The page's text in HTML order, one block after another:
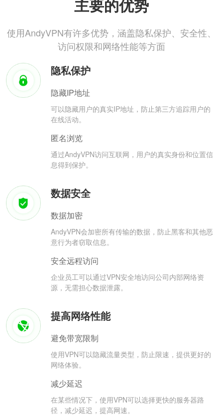
主要的优势
使用AndyVPN有许多优势，涵盖隐私保护、安全性、
访问权限和网络性能等方面
隐私保护
隐藏IP地址
可以隐藏用户的真实IP地址，防止第三方追踪用户的
在线活动。
匿名浏览
通过AndyVPN访问互联网，用户的真实身份和位置信
息得到保护。
数据安全
数据加密
AndyVPN会加密所有传输的数据，防止黑客和其他恶
意行为者窃取信息。
安全远程访问
企业员工可以通过VPN安全地访问公司内部网络资
源，无需担心数据泄露。
提高网络性能
避免带宽限制
使用VPN可以隐藏流量类型，防止限速，提供更好的
网络体验。
减少延迟
在某些情况下，使用VPN可以选择更快的服务器路
径，减少延迟，提高网速。